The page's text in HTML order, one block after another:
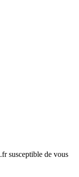
susceptible de vous